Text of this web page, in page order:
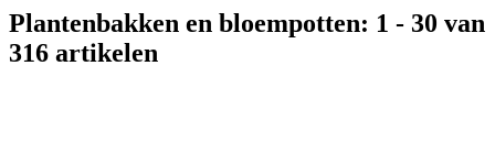
Plantenbakken en bloempotten: 1 - 30 van
316 artikelen